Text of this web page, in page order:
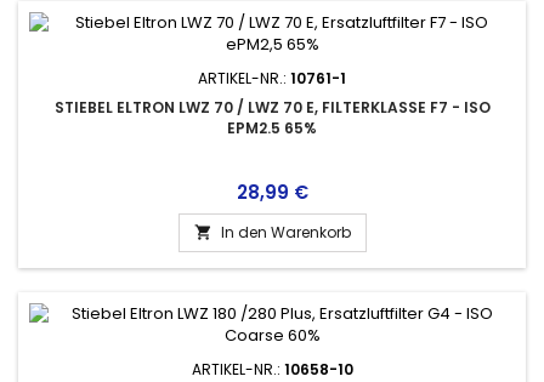
ARTIKEL-NR.: 10761-1
STIEBEL ELTRON LWZ 70 / LWZ 70 E, FILTERKLASSE F7 - ISO
EPM2.5 65%
Preis
28,99 €
 In den Warenkorb
ARTIKEL-NR.: 10658-10